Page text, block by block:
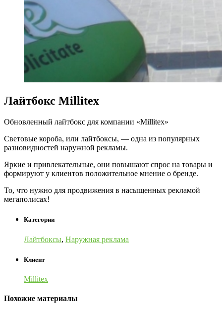
Лайтбокс Millitex
Обновленный лайтбокс для компании «Millitex»
Световые короба, или лайтбоксы, — одна из популярных
разновидностей наружной рекламы.
Яркие и привлекательные, они повышают спрос на товары и
формируют у клиентов положительное мнение о бренде.
То, что нужно для продвижения в насыщенных рекламой
мегаполисах!
Категории
Лайтбоксы, Наружная реклама
Клиент
Millitex
Похожие материалы